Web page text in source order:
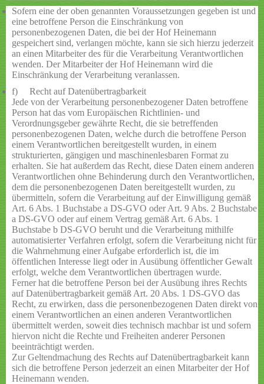
Sofern eine der oben genannten Voraussetzungen gegeben ist und
eine betroffene Person die Einschränkung von
personenbezogenen Daten, die bei der Hof Heinemann
gespeichert sind, verlangen möchte, kann sie sich hierzu jederzeit
an einen Mitarbeiter des für die Verarbeitung Verantwortlichen
wenden. Der Mitarbeiter der Hof Heinemann wird die
Einschränkung der Verarbeitung veranlassen.
f) Recht auf Datenübertragbarkeit
Jede von der Verarbeitung personenbezogener Daten betroffene
Person hat das vom Europäischen Richtlinien- und
Verordnungsgeber gewährte Recht, die sie betreffenden
personenbezogenen Daten, welche durch die betroffene Person
einem Verantwortlichen bereitgestellt wurden, in einem
strukturierten, gängigen und maschinenlesbaren Format zu
erhalten. Sie hat außerdem das Recht, diese Daten einem anderen
Verantwortlichen ohne Behinderung durch den Verantwortlichen,
dem die personenbezogenen Daten bereitgestellt wurden, zu
übermitteln, sofern die Verarbeitung auf der Einwilligung gemäß
Art. 6 Abs. 1 Buchstabe a DS-GVO oder Art. 9 Abs. 2 Buchstabe
a DS-GVO oder auf einem Vertrag gemäß Art. 6 Abs. 1
Buchstabe b DS-GVO beruht und die Verarbeitung mithilfe
automatisierter Verfahren erfolgt, sofern die Verarbeitung nicht für
die Wahrnehmung einer Aufgabe erforderlich ist, die im
öffentlichen Interesse liegt oder in Ausübung öffentlicher Gewalt
erfolgt, welche dem Verantwortlichen übertragen wurde.
Ferner hat die betroffene Person bei der Ausübung ihres Rechts
auf Datenübertragbarkeit gemäß Art. 20 Abs. 1 DS-GVO das
Recht, zu erwirken, dass die personenbezogenen Daten direkt von
einem Verantwortlichen an einen anderen Verantwortlichen
übermittelt werden, soweit dies technisch machbar ist und sofern
hiervon nicht die Rechte und Freiheiten anderer Personen
beeinträchtigt werden.
Zur Geltendmachung des Rechts auf Datenübertragbarkeit kann
sich die betroffene Person jederzeit an einen Mitarbeiter der Hof
Heinemann wenden.